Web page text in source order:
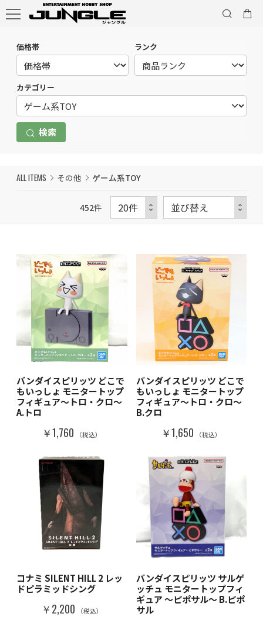
価格帯 ランク
カテゴリー
検索
ALL ITEMS その他 ゲーム系TOY
452件
バンダイスピリッツ どこで
もいっしょ モニタートップ
フィギュア～トロ・クロ～
A.トロ
￥1,760 （税込）
バンダイスピリッツ どこで
もいっしょ モニタートップ
フィギュア～トロ・クロ～
B.クロ
￥1,650 （税込）
コナミ SILENT HILL 2 レッ
ドピラミッドシング
￥2,200 （税込）
バンダイスピリッツ サルゲ
ッチュ モニタートップフィ
ギュア ～ピポサル～ B.ピポ
サル